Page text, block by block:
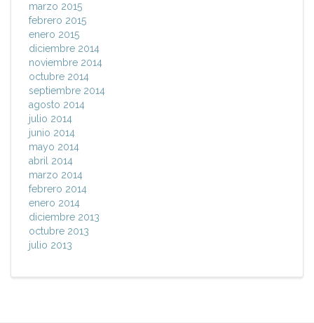
marzo 2015
febrero 2015
enero 2015
diciembre 2014
noviembre 2014
octubre 2014
septiembre 2014
agosto 2014
julio 2014
junio 2014
mayo 2014
abril 2014
marzo 2014
febrero 2014
enero 2014
diciembre 2013
octubre 2013
julio 2013